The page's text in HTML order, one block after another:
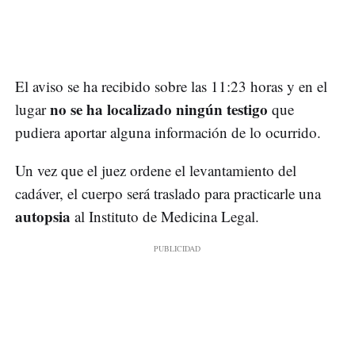
El aviso se ha recibido sobre las 11:23 horas y en el
lugarno se ha localizado ningún testigo que
pudiera aportar alguna información de lo ocurrido.
Un vez que el juez ordene el levantamiento del
cadáver, el cuerpo será traslado para practicarle una
autopsia al Instituto de Medicina Legal.